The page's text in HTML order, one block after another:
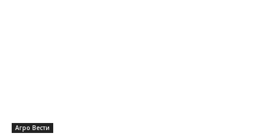
Агро Вести